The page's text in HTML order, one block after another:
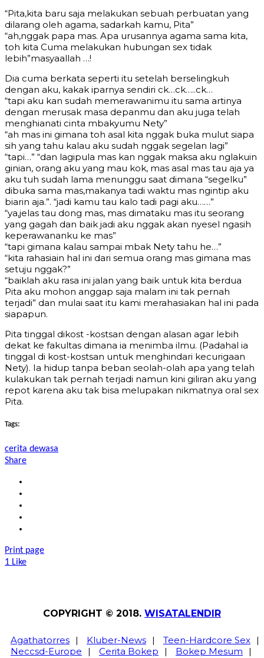
“Pita,kita baru saja melakukan sebuah perbuatan yang
dilarang oleh agama, sadarkah kamu, Pita”
“ah,nggak papa mas. Apa urusannya agama sama kita,
toh kita Cuma melakukan hubungan sex tidak
lebih”masyaallah …!
Dia cuma berkata seperti itu setelah berselingkuh
dengan aku, kakak iparnya sendiri ck…ck…..ck…
“tapi aku kan sudah memerawanimu itu sama artinya
dengan merusak masa depanmu dan aku juga telah
menghianati cinta mbakyumu Nety”
“ah mas ini gimana toh asal kita nggak buka mulut siapa
sih yang tahu kalau aku sudah nggak segelan lagi”
“tapi…” “dan lagipula mas kan nggak maksa aku nglakuin
ginian, orang aku yang mau kok, mas asal mas tau aja ya
aku tuh sudah lama menunggu saat dimana “segelku”
dibuka sama mas,makanya tadi waktu mas ngintip aku
biarin aja.”. “jadi kamu tau kalo tadi pagi aku……”
“ya,jelas tau dong mas, mas dimataku mas itu seorang
yang gagah dan baik jadi aku nggak akan nyesel ngasih
keperawananku ke mas”
“tapi gimana kalau sampai mbak Nety tahu he…”
“kita rahasiain hal ini dari semua orang mas gimana mas
setuju nggak?”
“baiklah aku rasa ini jalan yang baik untuk kita berdua
Pita aku mohon anggap saja malam ini tak pernah
terjadi” dan mulai saat itu kami merahasiakan hal ini pada
siapapun.
Pita tinggal dikost -kostsan dengan alasan agar lebih
dekat ke fakultas dimana ia menimba ilmu. (Padahal ia
tinggal di kost-kostsan untuk menghindari kecurigaan
Nety). Ia hidup tanpa beban seolah-olah apa yang telah
kulakukan tak pernah terjadi namun kini giliran aku yang
repot karena aku tak bisa melupakan nikmatnya oral sex
Pita.
Tags:
cerita dewasa
Share
Print page
1 Like
COPYRIGHT © 2018. WISATALENDIR
Agathatorres | Kluber-News | Teen-Hardcore Sex |
Neccsd-Europe
| Cerita Bokep | Bokep Mesum
|